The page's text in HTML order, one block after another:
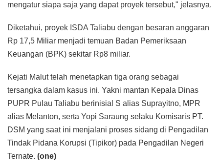
mengatur siapa saja yang dapat proyek tersebut," jelasnya.
Diketahui, proyek ISDA Taliabu dengan besaran anggaran
Rp 17,5 Miliar menjadi temuan Badan Pemeriksaan
Keuangan (BPK) sekitar Rp8 miliar.
Kejati Malut telah menetapkan tiga orang sebagai
tersangka dalam kasus ini. Yakni mantan Kepala Dinas
PUPR Pulau Taliabu berinisial S alias Suprayitno, MPR
alias Melanton, serta Yopi Saraung selaku Komisaris PT.
DSM yang saat ini menjalani proses sidang di Pengadilan
Tindak Pidana Korupsi (Tipikor) pada Pengadilan Negeri
Ternate. (one)